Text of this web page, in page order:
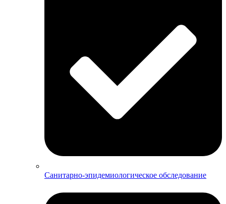
Санитарно-эпидемиологическое обследование